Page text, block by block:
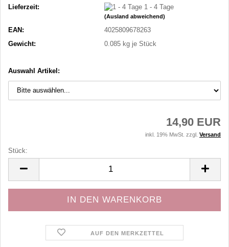
Lieferzeit:
1 - 4 Tage
(Ausland abweichend)
EAN:
4025809678263
Gewicht:
0.085 kg je Stück
Auswahl Artikel:
14,90 EUR
inkl. 19% MwSt. zzgl. Versand
Stück:
AUF DEN MERKZETTEL